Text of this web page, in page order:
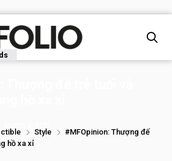
Style
#MFOpinion: Thượng đế
hồ xa xỉ